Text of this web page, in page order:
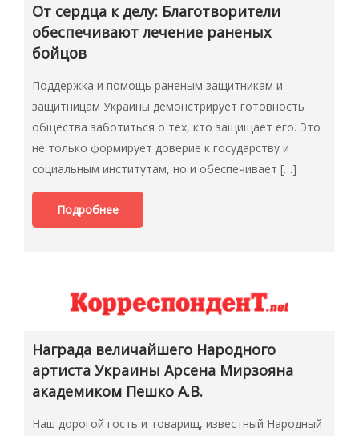
От сердца к делу: Благотворители
обеспечивают лечение раненых
бойцов
Поддержка и помощь раненым защитникам и
защитницам Украины демонстрирует готовность
общества заботиться о тех, кто защищает его. Это
не только формирует доверие к государству и
социальным институтам, но и обеспечивает […]
Подробнее
Награда величайшего Народного
артиста Украины Арсена Мирзояна
академиком Пешко А.В.
Наш дорогой гость и товарищ, известный Народный